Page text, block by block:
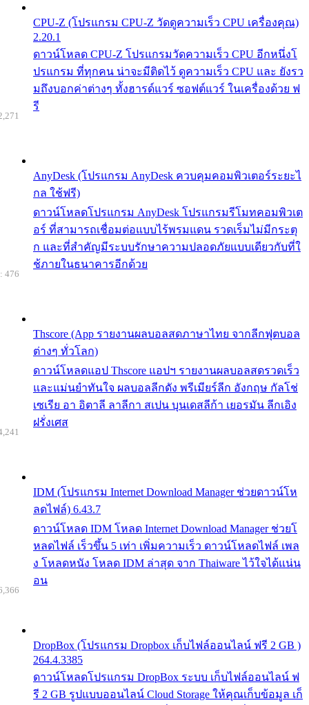
CPU-Z (โปรแกรม CPU-Z วัดดูความเร็ว CPU เครื่องคุณ)
2.20.1
ดาวน์โหลด CPU-Z โปรแกรมวัดความเร็ว CPU อีกหนึ่งโ
ปรแกรม ที่ทุกคน น่าจะมีติดไว้ ดูความเร็ว CPU และ ยังรว
มถึงบอกค่าต่างๆ ทั้งฮารด์แวร์ ซอฟต์แวร์ ในเครื่องด้วย ฟ
รี
AnyDesk (โปรแกรม AnyDesk ควบคุมคอมพิวเตอร์ระยะไ
กล ใช้ฟรี)
ดาวน์โหลดโปรแกรม AnyDesk โปรแกรมรีโมทคอมพิวเต
อร์ ที่สามารถเชื่อมต่อแบบไร้พรมแดน รวดเร็มไม่มีกระตุ
ก และที่สำคัญมีระบบรักษาความปลอดภัยแบบเดียวกับที่ใ
ช้ภายในธนาคารอีกด้วย
Thscore (App รายงานผลบอลสดภาษาไทย จากลีกฟุตบอล
ต่างๆ ทั่วโลก)
ดาวน์โหลดแอป Thscore แอปฯ รายงานผลบอลสดรวดเร็ว
และแม่นยำทันใจ ผลบอลลีกดัง พรีเมียร์ลีก อังกฤษ กัลโช่
เซเรีย อา อิตาลี ลาลีกา สเปน บุนเดสลีก้า เยอรมัน ลีกเอิง
ฝรั่งเศส
476
IDM (โปรแกรม Internet Download Manager ช่วยดาวน์โห
ลดไฟล์) 6.43.7
ดาวน์โหลด IDM โหลด Internet Download Manager ช่วยโ
หลดไฟล์ เร็วขึ้น 5 เท่า เพิ่มความเร็ว ดาวน์โหลดไฟล์ เพล
ง โหลดหนัง โหลด IDM ล่าสุด จาก Thaiware ไว้ใจได้แน่น
อน
DropBox (โปรแกรม Dropbox เก็บไฟล์ออนไลน์ ฟรี 2 GB )
264.4.3385
ดาวน์โหลดโปรแกรม DropBox ระบบ เก็บไฟล์ออนไลน์ ฟ
รี 2 GB รูปแบบออนไลน์ Cloud Storage ให้คุณเก็บข้อมูล เก็